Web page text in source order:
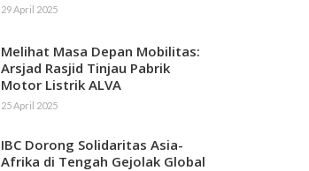
29 April 2025
Melihat Masa Depan Mobilitas:
Arsjad Rasjid Tinjau Pabrik
Motor Listrik ALVA
25 April 2025
IBC Dorong Solidaritas Asia-
Afrika di Tengah Gejolak Global